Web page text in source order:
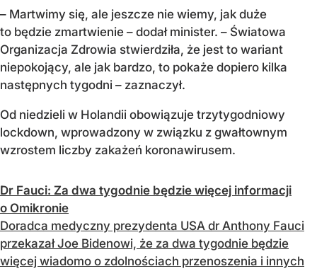
– Martwimy się, ale jeszcze nie wiemy, jak duże
to będzie zmartwienie – dodał minister. – Światowa
Organizacja Zdrowia stwierdziła, że jest to wariant
niepokojący, ale jak bardzo, to pokaże dopiero kilka
następnych tygodni – zaznaczył.
Od niedzieli w Holandii obowiązuje trzytygodniowy
lockdown, wprowadzony w związku z gwałtownym
wzrostem liczby zakażeń koronawirusem.
Dr Fauci: Za dwa tygodnie będzie więcej informacji
o Omikronie
Doradca medyczny prezydenta USA dr Anthony Fauci
przekazał Joe Bidenowi, że za dwa tygodnie będzie
więcej wiadomo o zdolnościach przenoszenia i innych